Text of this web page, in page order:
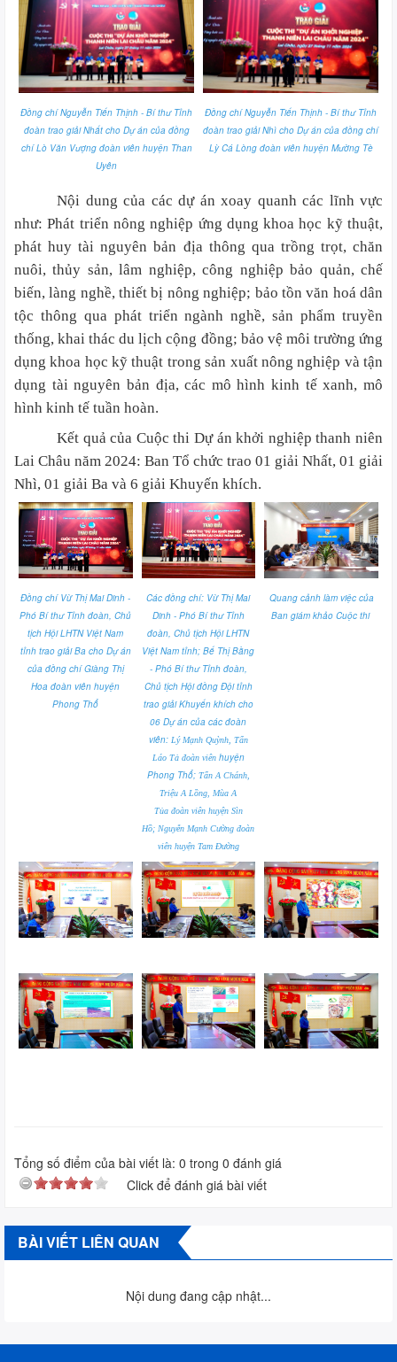
Đồng chí Nguyễn Tiến Thịnh - Bí thư Tỉnh
đoàn trao giải Nhất cho Dự án của đồng
chí Lò Văn Vượng đoàn viên huyện Than
Uyên
Đồng chí Nguyễn Tiến Thịnh - Bí thư Tỉnh
đoàn trao giải Nhì cho Dự án của đồng chí
Lỳ Cá Lòng đoàn viên huyện Mường Tè
Nội dung của các dự án xoay quanh các lĩnh vực
như: Phát triển nông nghiệp ứng dụng khoa học kỹ thuật,
phát huy tài nguyên bản địa thông qua trồng trọt, chăn
nuôi, thủy sản, lâm nghiệp, công nghiệp bảo quản, chế
biến, làng nghề, thiết bị nông nghiệp; bảo tồn văn hoá dân
tộc thông qua phát triển ngành nghề, sản phẩm truyền
thống, khai thác du lịch cộng đồng; bảo vệ môi trường ứng
dụng khoa học kỹ thuật trong sản xuất nông nghiệp và tận
dụng tài nguyên bản địa, các mô hình kinh tế xanh, mô
hình kinh tế tuần hoàn.
Kết quả của Cuộc thi Dự án khởi nghiệp thanh niên
Lai Châu năm 2024: Ban Tổ chức trao 01 giải Nhất, 01 giải
Nhì, 01 giải Ba và 6 giải Khuyến khích.
Đồng chí Vừ Thị Mai Dinh -
Phó Bí thư Tỉnh đoàn, Chủ
tịch Hội LHTN Việt Nam
tỉnh trao giải Ba cho Dự án
của đồng chíGiàng Thị
Hoa đoàn viên huyện
Phong Thổ
Các đồng chí: Vừ Thị Mai
Dinh - Phó Bí thư Tỉnh
đoàn, Chủ tịch Hội LHTN
Việt Nam tỉnh; Bế Thị Bằng
- Phó Bí thư Tỉnh đoàn,
Chủ tịch Hội đồng Đội tỉnh
trao giải Khuyến khích cho
06 Dự án của các đoàn
viên: Lý Mạnh Quỳnh, Tẩn
Láo Tả đoàn viên huyện
Phong Thổ; Tẩn A Chánh,
Triệu A Lồng, Mùa A
Tủa đoàn viên huyện Sìn
Hồ; Nguyễn Mạnh Cường đoàn
viên huyện Tam Đường
Quang cảnh làm việc của
Ban giám khảo Cuộc thi
Tổng số điểm của bài viết là: 0 trong 0 đánh giá
Click để đánh giá bài viết
BÀI VIẾT LIÊN QUAN
Nội dung đang cập nhật...